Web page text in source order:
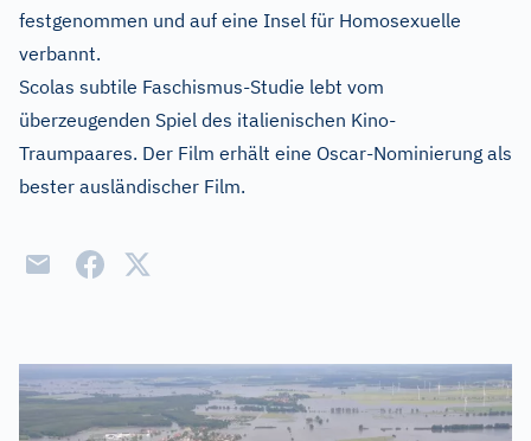
festgenommen und auf eine Insel für Homosexuelle
verbannt.
Scolas subtile Faschismus-Studie lebt vom
überzeugenden Spiel des italienischen Kino-
Traumpaares. Der Film erhält eine Oscar-Nominierung als
bester ausländischer Film.